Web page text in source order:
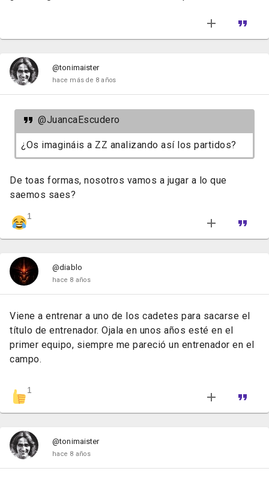
@tonimaister
hace más de 8 años
@JuancaEscudero
¿Os imagináis a ZZ analizando así los partidos?
De toas formas, nosotros vamos a jugar a lo que
saemos saes?
1
@diablo
hace 8 años
Viene a entrenar a uno de los cadetes para sacarse el
título de entrenador. Ojala en unos años esté en el
primer equipo, siempre me pareció un entrenador en el
campo.
1
@tonimaister
hace 8 años